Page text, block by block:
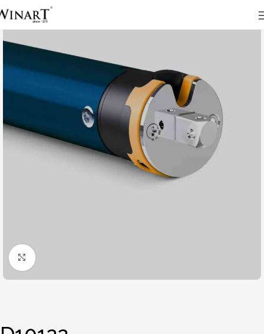
Click to enlarge